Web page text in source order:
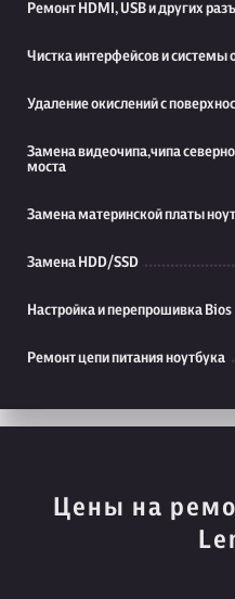
Ремонт HDMI, USB и других
Чистка интерфейсов и системы
Удаление окислений с
Замена видеочипа,чипа
моста
Замена материнской платы
Замена HDD/SSD
Настройка и перепрошивка Bios
Ремонт цепи питания ноутбука
Цены на